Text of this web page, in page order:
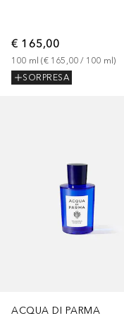
€ 165,00
100 ml (€ 165,00 / 100 ml)
SORPRESA
ACQUA DI PARMA